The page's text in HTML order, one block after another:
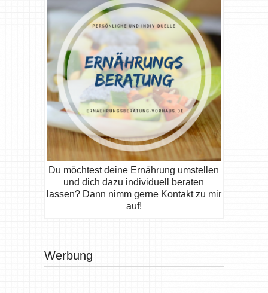
Du möchtest deine Ernährung umstellen
und dich dazu individuell beraten
lassen? Dann nimm gerne Kontakt zu mir
auf!
Werbung